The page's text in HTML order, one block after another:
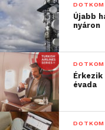
DOTKOM
Újabb
nyáron
DOTKOM
évada
DOTKOM